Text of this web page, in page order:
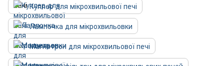
Куплер для мікрохвильової печі
Лампочка для мікрохвильовки
Магнетрон для мікрохвильової печі